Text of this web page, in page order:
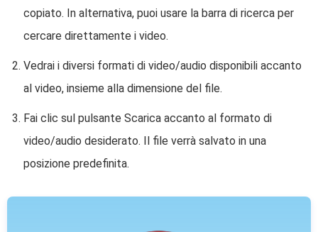
copiato. In alternativa, puoi usare la barra di ricerca per
cercare direttamente i video.
Vedrai i diversi formati di video/audio disponibili accanto
al video, insieme alla dimensione del file.
Fai clic sul pulsante Scarica accanto al formato di
video/audio desiderato. Il file verrà salvato in una
posizione predefinita.